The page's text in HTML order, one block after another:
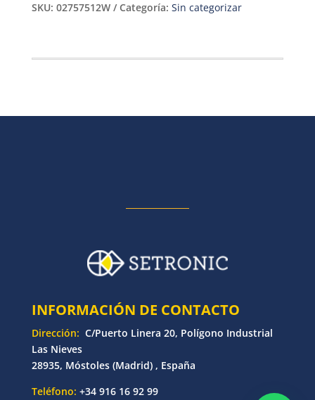
SKU: 02757512W Categoría: Sin categorizar
INFORMACIÓN DE CONTACTO
Dirección: C/Puerto Linera 20, Polígono Industrial
Las Nieves
28935, Móstoles (Madrid) , España
Teléfono: +34 916 16 92 99